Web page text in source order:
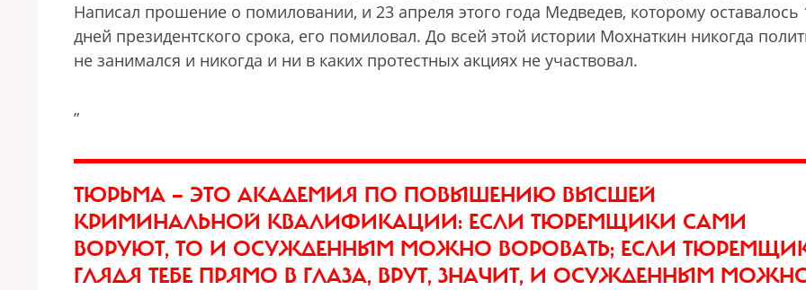
Написал прошение о помиловании, и 23 апреля этого года Медведев, которому оставалось
дней президентского срока, его помиловал. До всей этой истории Мохнаткин никогда
не занимался и никогда и ни в каких протестных акциях не участвовал.
„
ТЮРЬМА — ЭТО АКАДЕМИЯ ПО ПОВЫШЕНИЮ ВЫСШЕЙ
КРИМИНАЛЬНОЙ КВАЛИФИКАЦИИ: ЕСЛИ ТЮРЕМЩИКИ САМИ
ВОРУЮТ, ТО И ОСУЖДЕННЫМ МОЖНО ВОРОВАТЬ; ЕСЛИ
ГЛЯДЯ ТЕБЕ ПРЯМО В ГЛАЗА, ВРУТ, ЗНАЧИТ, И ОСУЖДЕННЫМ